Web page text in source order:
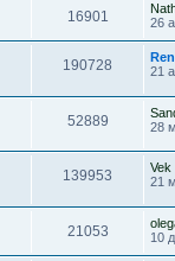
16901
26
190728
21
52889
28
139953
Vek
21
21053
10